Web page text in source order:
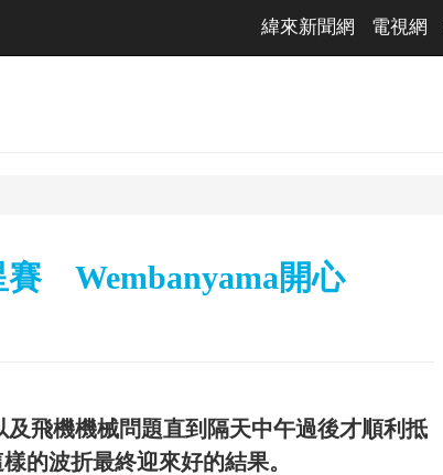
緯來新聞網 電視網
賽 Wembanyama開心
飛機機械問題直到隔天中午過後才順利抵
的波折最終迎來好的結果。